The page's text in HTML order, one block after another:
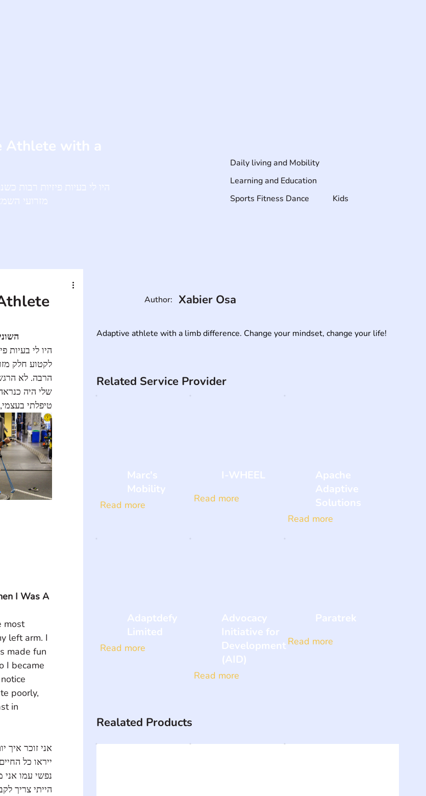
היו לי בעיות
לקטוע חלק
הרבה. לא
שלי היה
טיפלתי
I Was A
most
left arm. I
made fun
I became
poorly,
in
אני זוכר
ייראו כל
נפשי עמו
הייתי צריך
Adaptive athlete with a limb difference. Change your mindset, change your life!
Author: Xabier Osa
Related Service Provider
Marc's
Mobility
Read more
I-WHEEL
Read more
Apache
Adaptive
Solutions
Read more
Adaptdefy
Limited
Read more
Advocacy
Initiative for
Development
(AID)
Read more
Paratrek
Read more
Realated Products
Daily living and Mobility
Learning and Education
Sports Fitness Dance
Kids
Athlete with a
היו לי בעיות פיזיות רבות
מזרועי